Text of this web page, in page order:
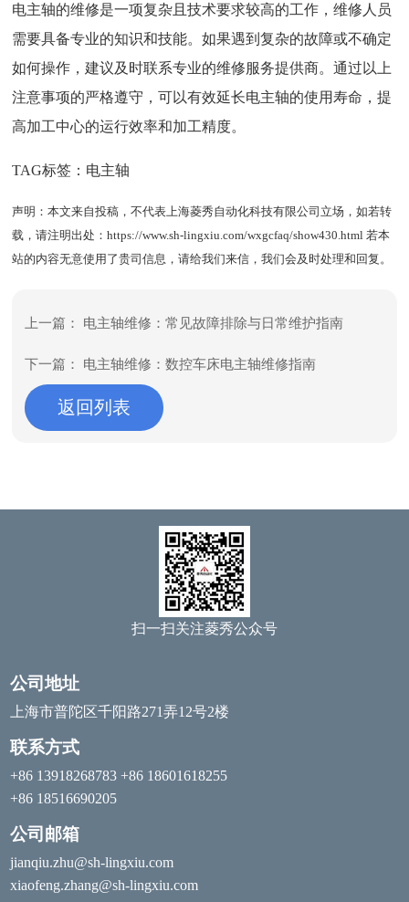
电主轴的维修是一项复杂且技术要求较高的工作，维修人员
需要具备专业的知识和技能。如果遇到复杂的故障或不确定
如何操作，建议及时联系专业的维修服务提供商。通过以上
注意事项的严格遵守，可以有效延长电主轴的使用寿命，提
高加工中心的运行效率和加工精度。
TAG标签： 电主轴
声明：本文来自投稿，不代表上海菱秀自动化科技有限公司立场，如若转
载，请注明出处：https://www.sh-lingxiu.com/wxgcfaq/show430.html 若本
站的内容无意使用了贵司信息，请给我们来信，我们会及时处理和回复。
上一篇： 电主轴维修：常见故障排除与日常维护指南
返回列表
下一篇： 电主轴维修：数控车床电主轴维修指南
扫一扫关注菱秀公众号
公司地址
上海市普陀区千阳路271弄12号2楼
联系方式
+86 13918268783 +86 18601618255
+86 18516690205
公司邮箱
jianqiu.zhu@sh-lingxiu.com
xiaofeng.zhang@sh-lingxiu.com